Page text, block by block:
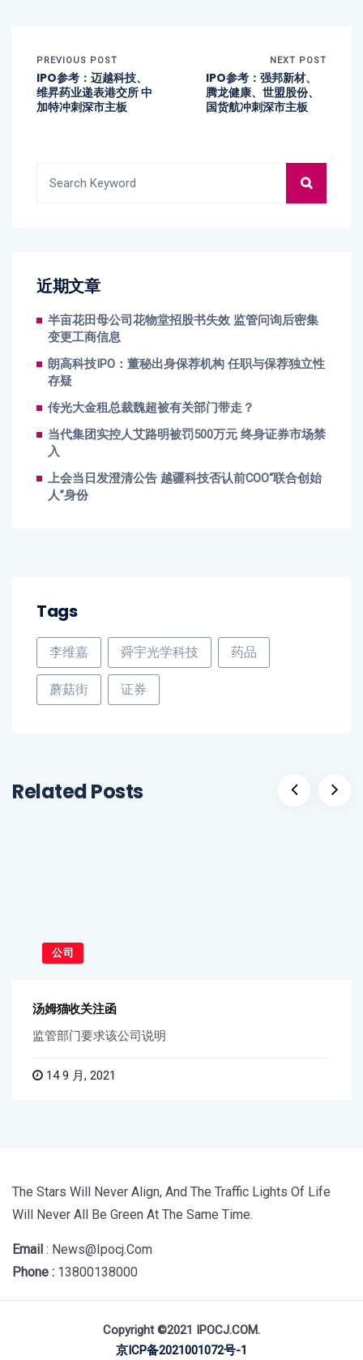
PREVIOUS POST
IPO参考：迈越科技、
维昇药业递表港交所 中
加特冲刺深市主板
NEXT POST
IPO参考：强邦新材、
腾龙健康、世盟股份、
国货航冲刺深市主板
近期文章
半亩花田母公司花物堂招股书失效 监管问询后密集
变更工商信息
朗高科技IPO：董秘出身保荐机构 任职与保荐独立性
存疑
传光大金租总裁魏超被有关部门带走？
当代集团实控人艾路明被罚500万元 终身证券市场禁
入
上会当日发澄清公告 越疆科技否认前COO“联合创始
人”身份
Tags
李维嘉 舜宇光学科技 药品
蘑菇街 证券
Related Posts
公司
汤姆猫收关注函
监管部门要求该公司说明
14 9 月, 2021
The Stars Will Never Align, And The Traffic Lights Of Life
Will Never All Be Green At The Same Time.
Email : News@ipocj.com
Phone : 13800138000
Copyright ©2021 IPOCJ.COM.
京ICP备2021001072号-1